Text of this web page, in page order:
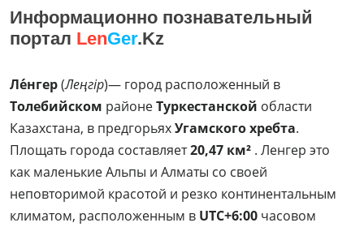
Информационно познавательный
портал LenGer.Kz
Ле́нгер(Леңгір)— город расположенный в
Толебийском районеТуркестанской области
Казахстана, в предгорьяхУгамского хребта.
Площать города составляет20,47 км² . Ленгер это
как маленькие Альпы и Алматы со своей
неповторимой красотой и резко континентальным
климатом, расположенным в UTC+6:00 часовом